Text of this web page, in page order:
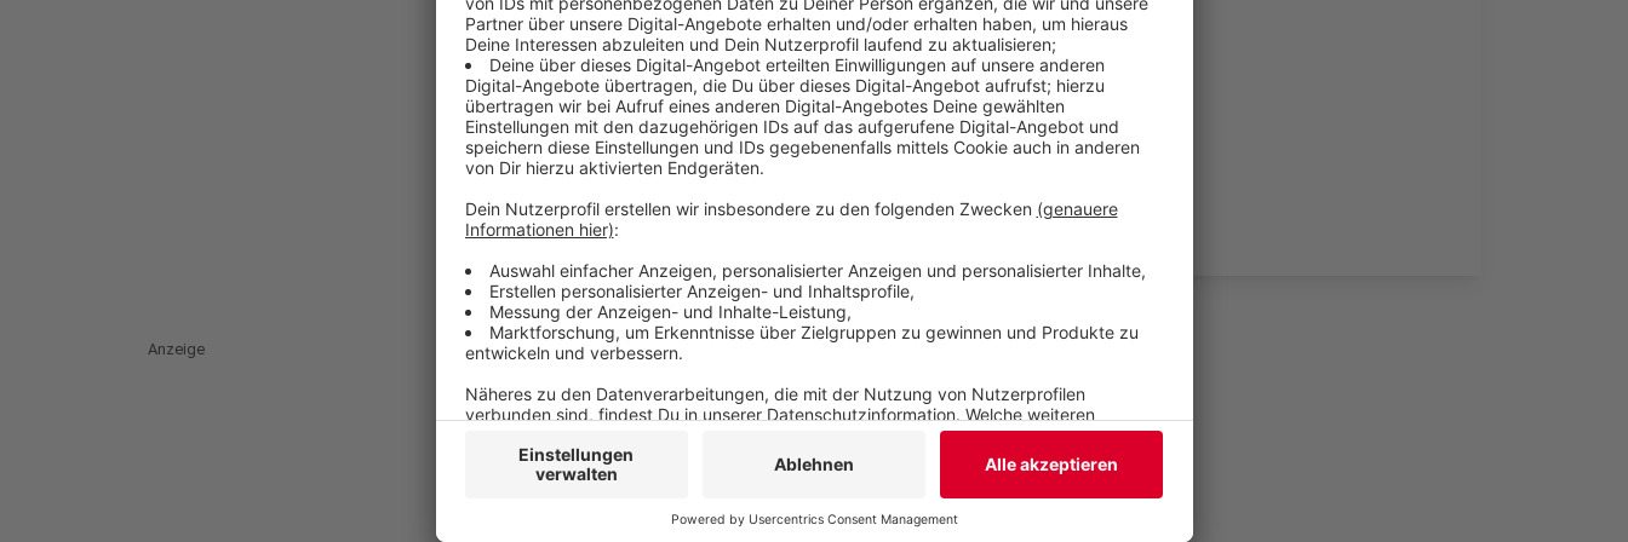
Hier geht es zum aktuellen Unfallatlas.
Veröffentlicht:Mittwoch, 29.07.2020 13:57
Anzeige
Anzeige